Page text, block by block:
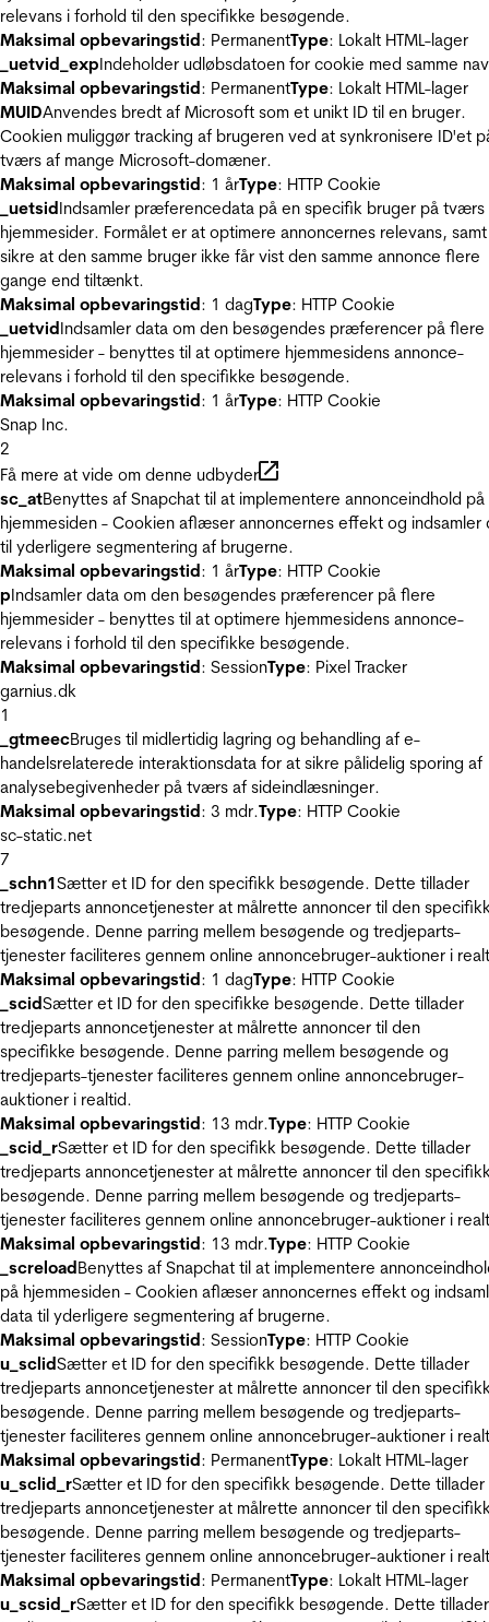
relevans i forhold til den specifikke besøgende.
Maksimal opbevaringstid: PermanentType: Lokalt HTML-lager
_uetvid_expIndeholder udløbsdatoen for cookie med samme
Maksimal opbevaringstid: PermanentType: Lokalt HTML-lager
MUIDAnvendes bredt af Microsoft som et unikt ID til en bruger.
Cookien muliggør tracking af brugeren ved at synkronisere ID'et
tværs af mange Microsoft-domæner.
Maksimal opbevaringstid: 1 årType: HTTP Cookie
_uetsidIndsamler præferencedata på en specifik bruger på tværs
hjemmesider. Formålet er at optimere annoncernes relevans, samt
sikre at den samme bruger ikke får vist den samme annonce flere
gange end tiltænkt.
Maksimal opbevaringstid: 1 dagType: HTTP Cookie
_uetvidIndsamler data om den besøgendes præferencer på flere
hjemmesider - benyttes til at optimere hjemmesidens annonce-
relevans i forhold til den specifikke besøgende.
Maksimal opbevaringstid: 1 årType: HTTP Cookie
Snap Inc.
2
Få mere at vide om denne udbyder
sc_atBenyttes af Snapchat til at implementere annonceindhold på
hjemmesiden - Cookien aflæser annoncernes effekt og indsamler
til yderligere segmentering af brugerne.
Maksimal opbevaringstid: 1 årType: HTTP Cookie
pIndsamler data om den besøgendes præferencer på flere
hjemmesider - benyttes til at optimere hjemmesidens annonce-
relevans i forhold til den specifikke besøgende.
Maksimal opbevaringstid: SessionType: Pixel Tracker
garnius.dk
1
_gtmeecBruges til midlertidig lagring og behandling af e-
handelsrelaterede interaktionsdata for at sikre pålidelig sporing af
analysebegivenheder på tværs af sideindlæsninger.
Maksimal opbevaringstid: 3 mdr.Type: HTTP Cookie
sc-static.net
7
_schn1Sætter et ID for den specifikk besøgende. Dette tillader
tredjeparts annoncetjenester at målrette annoncer til den
besøgende. Denne parring mellem besøgende og tredjeparts-
tjenester faciliteres gennem online annoncebruger-auktioner i
Maksimal opbevaringstid: 1 dagType: HTTP Cookie
_scidSætter et ID for den specifikke besøgende. Dette tillader
tredjeparts annoncetjenester at målrette annoncer til den
specifikke besøgende. Denne parring mellem besøgende og
tredjeparts-tjenester faciliteres gennem online annoncebruger-
auktioner i realtid.
Maksimal opbevaringstid: 13 mdr.Type: HTTP Cookie
_scid_rSætter et ID for den specifikk besøgende. Dette tillader
tredjeparts annoncetjenester at målrette annoncer til den
besøgende. Denne parring mellem besøgende og tredjeparts-
tjenester faciliteres gennem online annoncebruger-auktioner i
Maksimal opbevaringstid: 13 mdr.Type: HTTP Cookie
_screloadBenyttes af Snapchat til at implementere
på hjemmesiden - Cookien aflæser annoncernes effekt og
data til yderligere segmentering af brugerne.
Maksimal opbevaringstid: SessionType: HTTP Cookie
u_sclidSætter et ID for den specifikk besøgende. Dette tillader
tredjeparts annoncetjenester at målrette annoncer til den
besøgende. Denne parring mellem besøgende og tredjeparts-
tjenester faciliteres gennem online annoncebruger-auktioner i
Maksimal opbevaringstid: PermanentType: Lokalt HTML-lager
u_sclid_rSætter et ID for den specifikk besøgende. Dette tillader
tredjeparts annoncetjenester at målrette annoncer til den
besøgende. Denne parring mellem besøgende og tredjeparts-
tjenester faciliteres gennem online annoncebruger-auktioner i
Maksimal opbevaringstid: PermanentType: Lokalt HTML-lager
u_scsid_rSætter et ID for den specifikk besøgende. Dette tillader